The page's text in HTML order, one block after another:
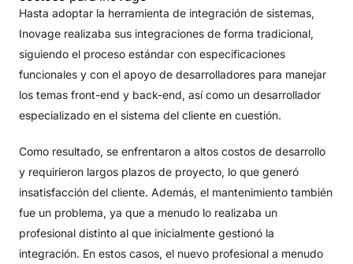
Hasta adoptar la herramienta de integración de sistemas,
Inovage realizaba sus integraciones de forma tradicional,
siguiendo el proceso estándar con especificaciones
funcionales y con el apoyo de desarrolladores para manejar
los temas front-end y back-end, así como un desarrollador
especializado en el sistema del cliente en cuestión.
Como resultado, se enfrentaron a altos costos de desarrollo
y requirieron largos plazos de proyecto, lo que generó
insatisfacción del cliente. Además, el mantenimiento también
fue un problema, ya que a menudo lo realizaba un
profesional distinto al que inicialmente gestionó la
integración. En estos casos, el nuevo profesional a menudo